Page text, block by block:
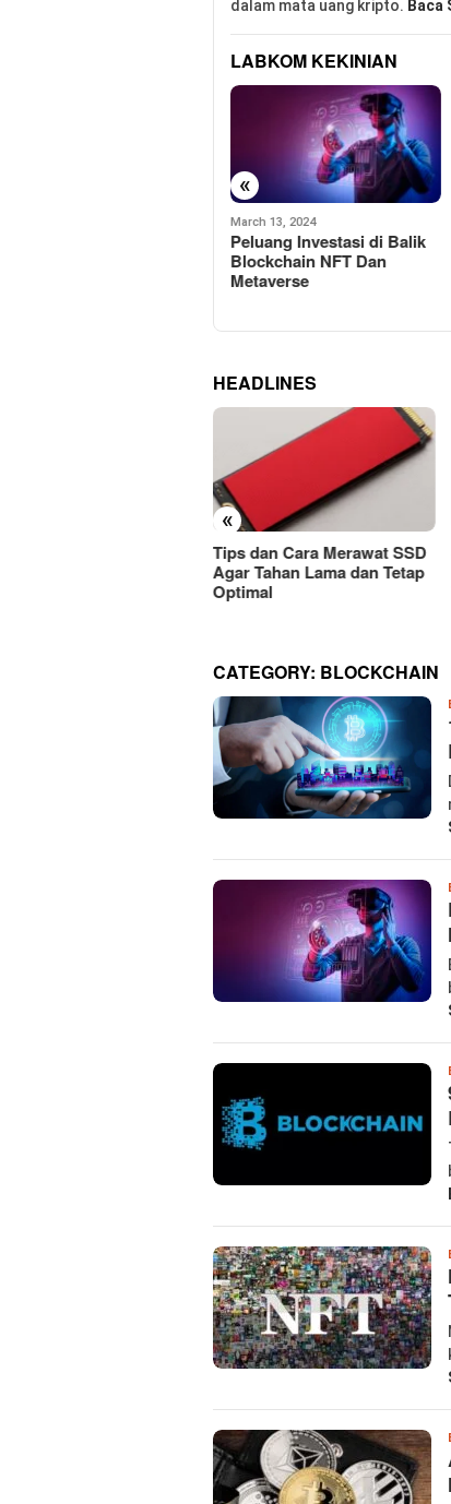
dalam mata uang kripto. Baca
LABKOM KEKINIAN
«
January 1, 2023
9 Tren Yang Akan
Mendominasi Teknologi
Blockchain di Tahun 2023
HEADLINES
«
8 Rekomendasi Merek
Mouse Wireless Berkualitas
Terbaik Harus Dicoba!
CATEGORY: BLOCKCHAIN